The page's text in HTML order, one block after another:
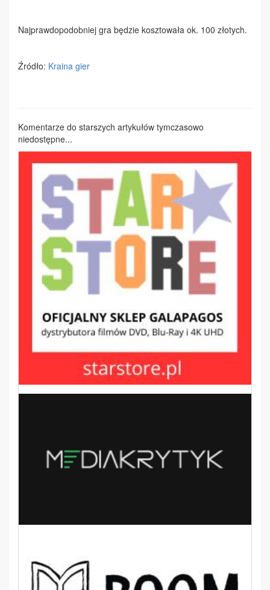
Najprawdopodobniej gra będzie kosztowała ok. 100 złotych.
Źródło: Kraina gier
Komentarze do starszych artykułów tymczasowo
niedostępne...